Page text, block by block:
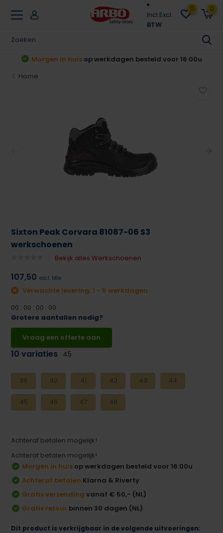
Incl.Excl.
BTW
0 0
16:00u Achteraf betalenKlarna & Riverty
Home
Sixton Peak Corvara 81087-06 S3
werkschoenen
Bekijk alles Werkschoenen
107,50 excl. btw
Verwachte levering: 1 - 5 werkdagen
00 : 00 : 00 : 00
Grotere aantallen nodig?
Vraag een offerte aan
10 variaties 45
39 40 41 42 43 44
45 46 47 48
Achteraf betalen mogelijk!
Achteraf betalen mogelijk!
Morgen in huis op werkdagen besteld voor 16:00u
Achteraf betalen Klarna & Riverty
Gratis verzending vanaf € 50,- (NL)
Gratis retour binnen 30 dagen (NL)
Dit product is verkrijgbaar in de volgende uitvoeringen: